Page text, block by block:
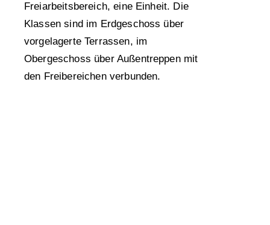
Freiarbeitsbereich, eine Einheit. Die
Klassen sind im Erdgeschoss über
vorgelagerte Terrassen, im
Obergeschoss über Außentreppen mit
den Freibereichen verbunden.